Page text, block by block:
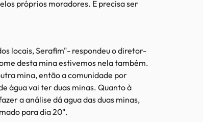
próprios moradores. E precisa ser
locais, Serafim"- respondeu o diretor-
desta mina estivemos nela também.
mina, então a comunidade por
água vai ter duas minas. Quanto à
a análise dá agua das duas minas,
para dia 20".